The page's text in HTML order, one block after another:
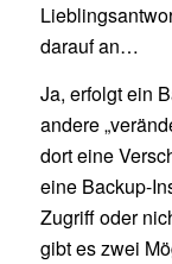
darauf an…
Ja, erfolgt ein
andere
dort eine
eine Backup-
Zugriff oder
gibt es zwei